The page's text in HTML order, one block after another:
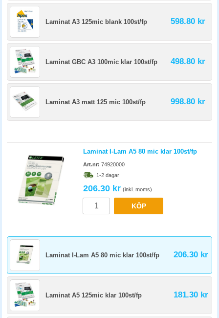
Laminat A3 125mic blank 100st/fp 598.80 kr
Laminat GBC A3 100mic klar 100st/fp 498.80 kr
Laminat A3 matt 125 mic 100st/fp 998.80 kr
Laminat I-Lam A5 80 mic klar 100st/fp
Art.nr: 74920000
1-2 dagar
206.30 kr (inkl. moms)
KÖP
Laminat I-Lam A5 80 mic klar 100st/fp 206.30 kr
Laminat A5 125mic klar 100st/fp 181.30 kr